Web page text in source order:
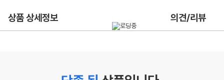
상품 상세정보 의견/리뷰